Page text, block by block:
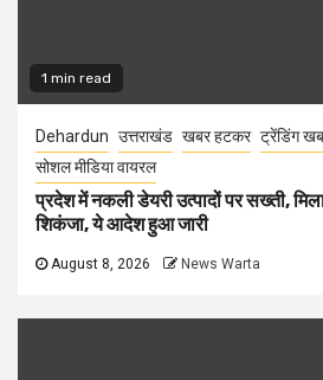
1 min read
Dehardun उत्तराखंड खबर हटकर ट्रेंडिंग
सोशल मीडिया वायरल
प्रदेश में नकली डेयरी उत्पादों पर सख्ती,
शिकंजा, ये आदेश हुआ जारी
August 8, 2026 News Warta